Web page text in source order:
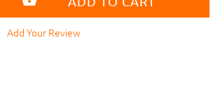
Add Your Review